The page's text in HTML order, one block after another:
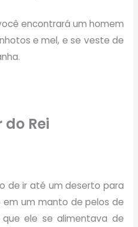
encontrará um homem
e mel, e se veste de
Rei
de ir até um deserto para
um manto de pelos de
que ele se alimentava de